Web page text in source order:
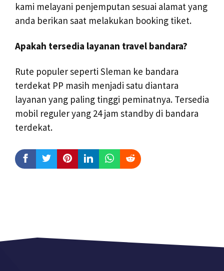
kami melayani penjemputan sesuai alamat yang
anda berikan saat melakukan booking tiket.
Apakah tersedia layanan travel bandara?
Rute populer seperti Sleman ke bandara
terdekat PP masih menjadi satu diantara
layanan yang paling tinggi peminatnya. Tersedia
mobil reguler yang 24 jam standby di bandara
terdekat.